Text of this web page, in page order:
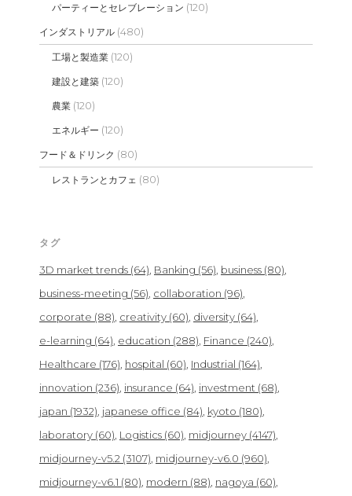
パーティーとセレブレーション (120)
インダストリアル (480)
工場と製造業 (120)
建設と建築 (120)
農業 (120)
エネルギー (120)
フード＆ドリンク (80)
レストランとカフェ (80)
タグ
3D market trends (64) Banking (56) business (80)
business-meeting (56) collaboration (96)
corporate (88) creativity (60) diversity (64)
e-learning (64) education (288) Finance (240)
Healthcare (176) hospital (60) Industrial (164)
innovation (236) insurance (64) investment (68)
japan (1932) japanese office (84) kyoto (180)
laboratory (60) Logistics (60) midjourney (4147)
midjourney-v5.2 (3107) midjourney-v6.0 (960)
midjourney-v6.1 (80) modern (88) nagoya (60)